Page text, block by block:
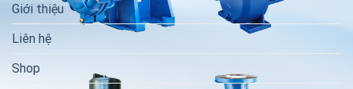
Giới thiệu
Liên hệ
Shop